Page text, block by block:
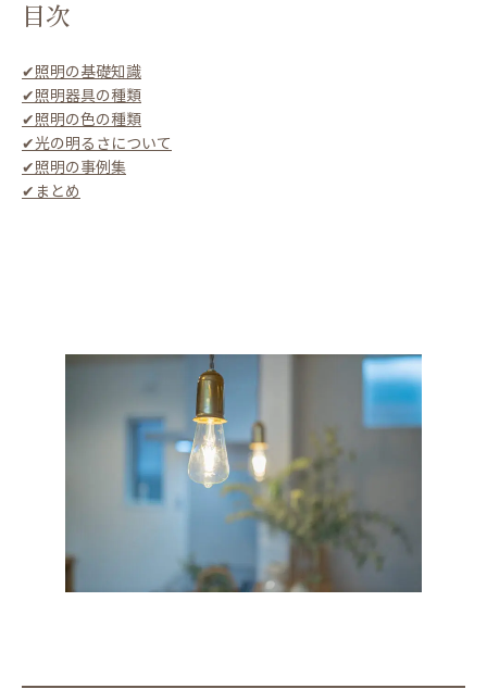
目次
✔︎照明の基礎知識
✔︎照明器具の種類
✔︎照明の色の種類
✔︎光の明るさについて
✔︎照明の事例集
✔︎まとめ